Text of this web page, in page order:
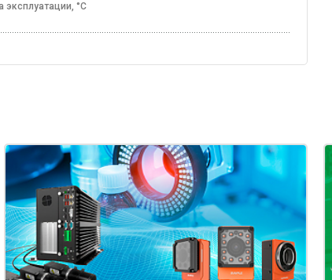
эксплуатации, °C